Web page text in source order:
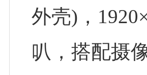
外壳)，
叭，搭配摄